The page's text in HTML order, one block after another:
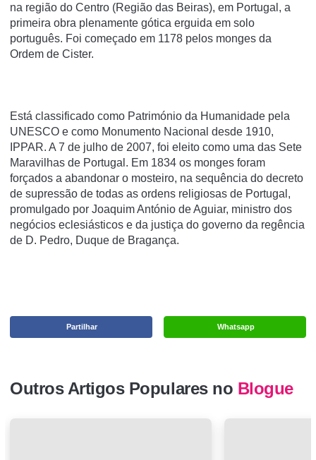
na região do Centro (Região das Beiras), em Portugal, a
primeira obra plenamente gótica erguida em solo
português. Foi começado em 1178 pelos monges da
Ordem de Cister.
Está classificado como Património da Humanidade pela
UNESCO e como Monumento Nacional desde 1910,
IPPAR. A 7 de julho de 2007, foi eleito como uma das Sete
Maravilhas de Portugal. Em 1834 os monges foram
forçados a abandonar o mosteiro, na sequência do decreto
de supressão de todas as ordens religiosas de Portugal,
promulgado por Joaquim António de Aguiar, ministro dos
negócios eclesiásticos e da justiça do governo da regência
de D. Pedro, Duque de Bragança.
Whatsapp
Partilhar
Outros Artigos Populares no Blogue